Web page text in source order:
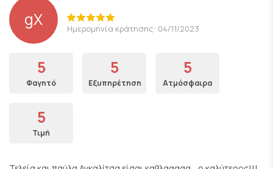
gX Ημερομηνία κράτησης: 04/11/2023
5
Φαγητό
5
Εξυπηρέτηση
5
Ατμόσφαιρα
5
Τιμή